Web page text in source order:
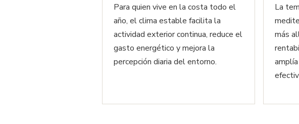
Para quien vive en la costa todo el
año, el clima estable facilita la
actividad exterior continua, reduce el
gasto energético y mejora la
percepción diaria del entorno.
La
más